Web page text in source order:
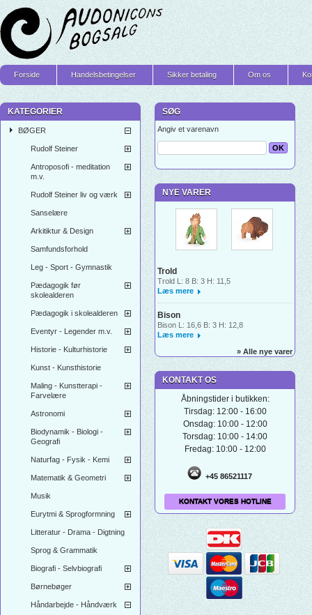
Forside Handelsbetingelser Sikker betaling Om os
KATEGORIER
BØGER
Rudolf Steiner
Antroposofi - meditation
m.v.
Rudolf Steiner liv og værk
Sanselære
Arkitiktur & Design
Samfundsforhold
Leg - Sport - Gymnastik
Pædagogik før
skolealderen
Pædagogik i skolealderen
Eventyr - Legender m.v.
Historie - Kulturhistorie
Kunst - Kunsthistorie
Maling - Kunstterapi -
Farvelære
Astronomi
Biodynamik - Biologi -
Geografi
Naturfag - Fysik - Kemi
Matematik & Geometri
Musik
Eurytmi & Sprogformning
Litteratur - Drama - Digtning
Sprog & Grammatik
Biografi - Selvbiografi
Børnebøger
Håndarbejde - Håndværk
SØG
Angiv et varenavn
NYE VARER
Trold
Trold L: 8 B: 3 H: 11,5
Læs mere
Bison
Bison L: 16,6 B: 3 H: 12,8
Læs mere
» Alle nye varer
KONTAKT OS
Åbningstider i butikken:
Tirsdag: 12:00 - 16:00
Onsdag: 10:00 - 12:00
Torsdag: 10:00 - 14:00
Fredag: 10:00 - 12:00
+45 86521117
KONTAKT VORES HOTLINE